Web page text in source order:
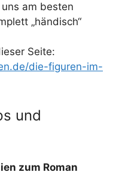
am besten
„händisch“
Seite:
die-figuren-im-
und
zum Roman